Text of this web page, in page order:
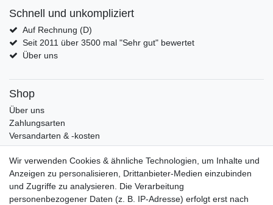
Schnell und unkompliziert
Auf Rechnung (D)
Seit 2011 über 3500 mal "Sehr gut" bewertet
Über uns
Shop
Über uns
Zahlungsarten
Versandarten & -kosten
Widerrufsrecht
Warenkorb
Zur Kasse
Mein Konto
Wir verwenden Cookies & ähnliche Technologien, um Inhalte und
Anzeigen zu personalisieren, Drittanbieter-Medien einzubinden
und Zugriffe zu analysieren. Die Verarbeitung
personenbezogener Daten (z. B. IP-Adresse) erfolgt erst nach